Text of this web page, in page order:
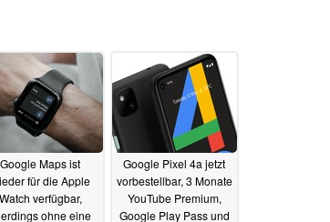
Google Maps ist
für die Apple
Watch verfügbar,
ohne eine
Google Pixel 4a jetzt
vorbestellbar, 3 Monate
YouTube Premium,
Google Play Pass und